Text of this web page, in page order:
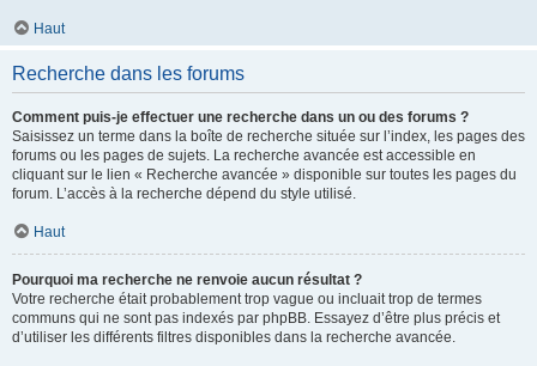
Haut
Recherche dans les forums
Comment puis-je effectuer une recherche dans un ou des forums ?
Saisissez un terme dans la boîte de recherche située sur l’index, les pages des
forums ou les pages de sujets. La recherche avancée est accessible en
cliquant sur le lien « Recherche avancée » disponible sur toutes les pages du
forum. L’accès à la recherche dépend du style utilisé.
Haut
Pourquoi ma recherche ne renvoie aucun résultat ?
Votre recherche était probablement trop vague ou incluait trop de termes
communs qui ne sont pas indexés par phpBB. Essayez d’être plus précis et
d’utiliser les différents filtres disponibles dans la recherche avancée.